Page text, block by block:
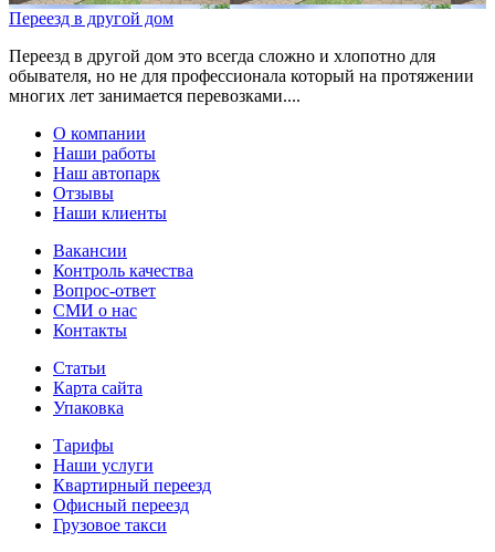
Переезд в другой дом
Переезд в другой дом это всегда сложно и хлопотно для
обывателя, но не для профессионала который на протяжении
многих лет занимается перевозками....
О компании
Наши работы
Наш автопарк
Отзывы
Наши клиенты
Вакансии
Контроль качества
Вопрос-ответ
СМИ о нас
Контакты
Статьи
Карта сайта
Упаковка
Тарифы
Наши услуги
Квартирный переезд
Офисный переезд
Грузовое такси